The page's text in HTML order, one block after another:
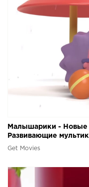
Малышарики - Новые
Развивающие
Get Movies